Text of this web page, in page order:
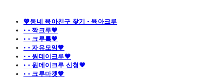
💖동네 육아친구 찾기 - 육아크루
· · 짝크루🧡
· · 크루톡🧡
· · 자유모임🧡
· · 원데이크루🧡
· · 원데이크루 신청🧡
· · 크루마켓🧡